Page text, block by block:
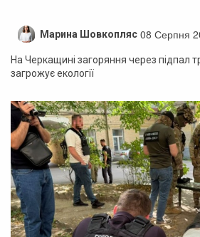
Марина Шовкопляс 08 Серпня
На Черкащині загоряння через підпал
загрожує екології